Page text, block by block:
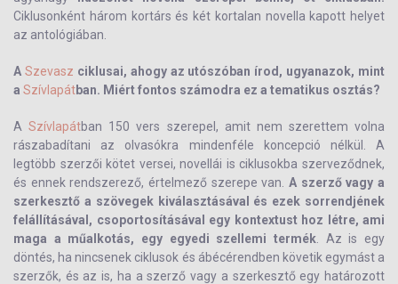
Ciklusonként három kortárs és két kortalan novella kapott helyet
az antológiában.
A Szevasz ciklusai, ahogy az utószóban írod, ugyanazok, mint
a Szívlapátban. Miért fontos számodra ez a tematikus osztás?
ASzívlapátban 150 vers szerepel, amit nem szerettem volna
rászabadítani az olvasókra mindenféle koncepció nélkül. A
legtöbb szerzői kötet versei, novellái is ciklusokba szerveződnek,
és ennek rendszerező, értelmező szerepe van. A szerző vagy a
szerkesztő a szövegek kiválasztásával és ezek sorrendjének
felállításával, csoportosításával egy kontextust hoz létre, ami
maga a műalkotás, egy egyedi szellemi termék . Az is egy
döntés, ha nincsenek ciklusok és ábécérendben követik egymást a
szerzők, és az is, ha a szerző vagy a szerkesztő egy határozott